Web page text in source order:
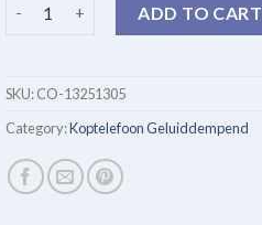
ADD TO CART
SKU:CO-13251305
Category:Koptelefoon Geluiddempend